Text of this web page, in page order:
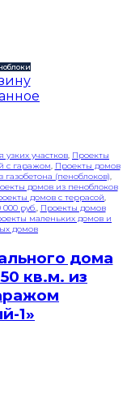
участков Проекты
с гаражом Проекты домов
(пеноблоков)
домов из пеноблоков
домов с террасой
руб.
Проекты домов
маленьких домов и
домов
дома
кв.м. из
1»